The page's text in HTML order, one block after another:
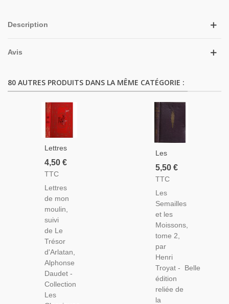
Description
Avis
80 AUTRES PRODUITS DANS LA MÊME CATÉGORIE :
Lettres
De Mon
Moulin,
Trésor
D'Arlatan,
Alphonse
Daudet,
1967 -
Provence,
Contes
Enfants,
Littérature
Jeunesse
4,50 €
TTC
Lettres
de mon
moulin,
suivi
de Le
Trésor
d'Arlatan,
Alphonse
Daudet -
Collection
Les
Les
Semailles
Et Les
T2,
Henri
Troyat -,
Collection
Club Du
Livre
Sélectionné,
5,50 €
TTC
Les
Semailles
et les
Moissons,
tome 2,
par
Henri
Troyat - Belle
édition
reliée de
la